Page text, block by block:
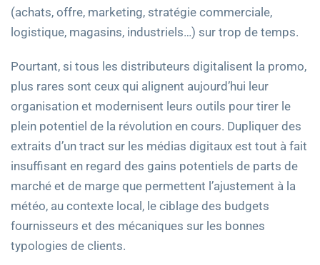
(achats, offre, marketing, stratégie commerciale,
logistique, magasins, industriels…) sur trop de temps.
Pourtant, si tous les distributeurs digitalisent la promo,
plus rares sont ceux qui alignent aujourd’hui leur
organisation et modernisent leurs outils pour tirer le
plein potentiel de la révolution en cours. Dupliquer des
extraits d’un tract sur les médias digitaux est tout à fait
insuffisant en regard des gains potentiels de parts de
marché et de marge que permettent l’ajustement à la
météo, au contexte local, le ciblage des budgets
fournisseurs et des mécaniques sur les bonnes
typologies de clients.